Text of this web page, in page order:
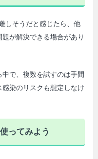
しそうだと感じたら、他
が解決できる場合があり
で、複数を試すのは手間
染のリスクも想定しなけ
ってみよう